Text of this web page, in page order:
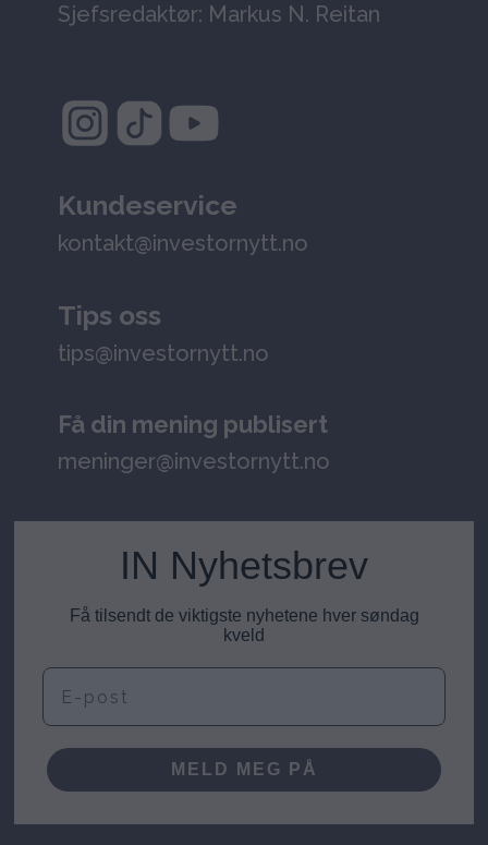
Sjefsredaktør: Markus N. Reitan
Kundeservice
kontakt@investornytt.no
Tips oss
tips@investornytt.no
Få din mening publisert
meninger@investornytt.no
IN Nyhetsbrev
Få tilsendt de viktigste nyhetene hver søndag
kveld
E-post
MELD MEG PÅ